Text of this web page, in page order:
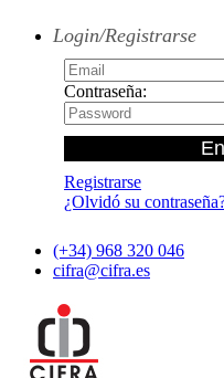
Login/Registrarse
Contraseña:
Registrarse
¿Olvidó su
(+34) 968 320 046
cifra@cifra.es